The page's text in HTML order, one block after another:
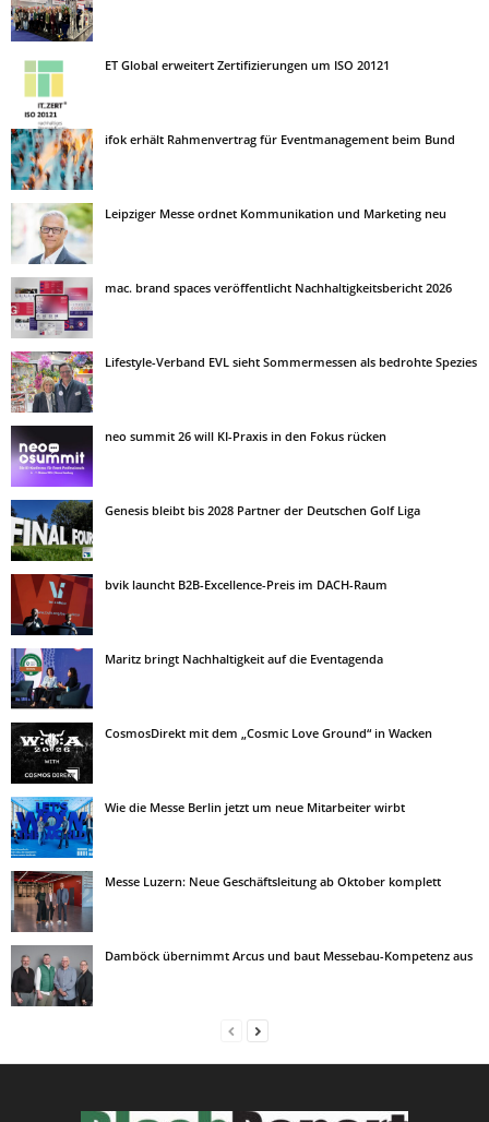
ET Global erweitert Zertifizierungen um ISO 20121
ifok erhält Rahmenvertrag für Eventmanagement beim Bund
Leipziger Messe ordnet Kommunikation und Marketing neu
mac. brand spaces veröffentlicht Nachhaltigkeitsbericht 2026
Lifestyle-Verband EVL sieht Sommermessen als bedrohte Spezies
neo summit 26 will KI-Praxis in den Fokus rücken
Genesis bleibt bis 2028 Partner der Deutschen Golf Liga
bvik launcht B2B-Excellence-Preis im DACH-Raum
Maritz bringt Nachhaltigkeit auf die Eventagenda
CosmosDirekt mit dem „Cosmic Love Ground“ in Wacken
Wie die Messe Berlin jetzt um neue Mitarbeiter wirbt
Messe Luzern: Neue Geschäftsleitung ab Oktober komplett
Damböck übernimmt Arcus und baut Messebau-Kompetenz aus